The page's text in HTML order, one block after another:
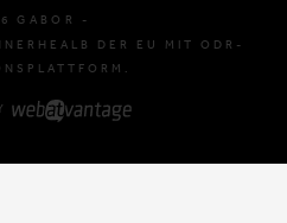
GABOR -
DER EU MIT ODR-